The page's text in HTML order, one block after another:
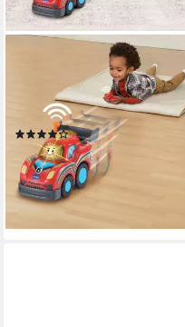
RC-Auto Tut Tut Baby Flitzer
- RC Rennflitzer, mit Licht und
Sound
(6)
ab 24,14 €
lieferbar - in 2-3 Werktagen bei dir